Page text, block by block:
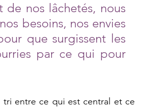
de nos lâchetés, nous
besoins, nos envies
que surgissent les
par ce qui pour
tri entre ce qui est central et ce